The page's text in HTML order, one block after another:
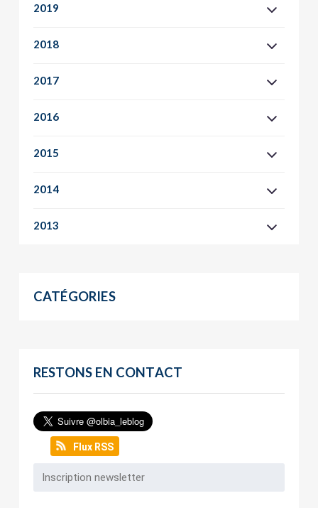
2019
2018
2017
2016
2015
2014
2013
CATÉGORIES
RESTONS EN CONTACT
Flux RSS